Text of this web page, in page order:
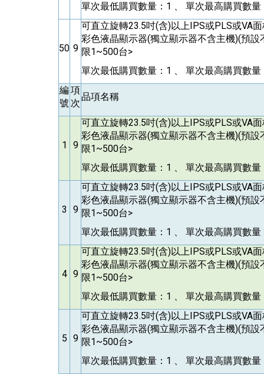
單次最低購買數量：1 、 單次最高購買數量
50 9
可直立旋轉23.5吋(含)以上IPS或PLS或VA
彩色液晶顯示器(獨立顯示器不含主機)(預設
限1~500台>
單次最低購買數量：1 、 單次最高購買數量
編
號
項
次
品項名稱
1 9
可直立旋轉23.5吋(含)以上IPS或PLS或VA
彩色液晶顯示器(獨立顯示器不含主機)(預設
限1~500台>
單次最低購買數量：1 、 單次最高購買數量
3 9
可直立旋轉23.5吋(含)以上IPS或PLS或VA
彩色液晶顯示器(獨立顯示器不含主機)(預設
限1~500台>
單次最低購買數量：1 、 單次最高購買數量
4 9
可直立旋轉23.5吋(含)以上IPS或PLS或VA
彩色液晶顯示器(獨立顯示器不含主機)(預設
限1~500台>
單次最低購買數量：1 、 單次最高購買數量
5 9
可直立旋轉23.5吋(含)以上IPS或PLS或VA
彩色液晶顯示器(獨立顯示器不含主機)(預設
限1~500台>
單次最低購買數量：1 、 單次最高購買數量